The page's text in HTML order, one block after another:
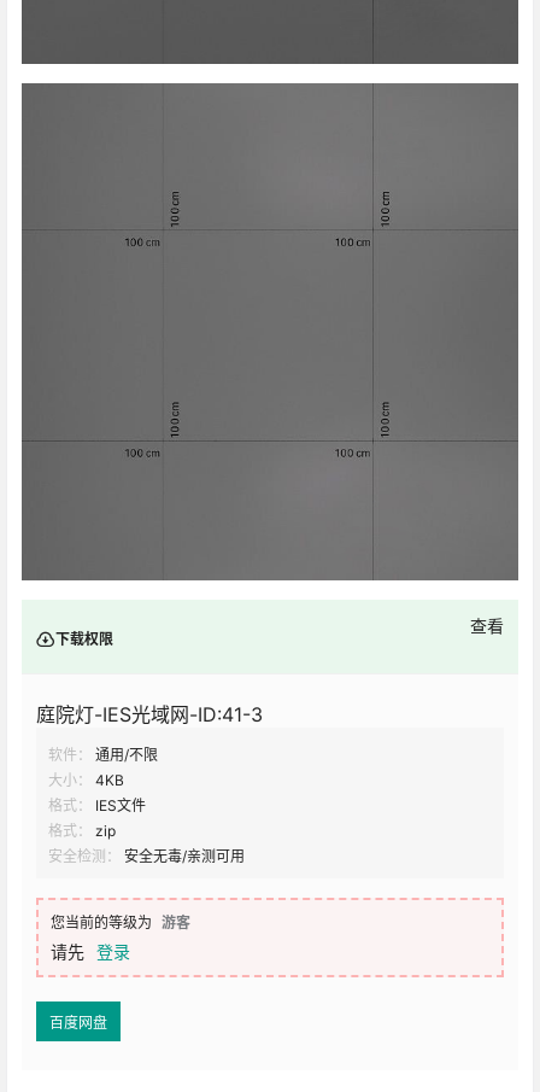
下载权限
查看
庭院灯-IES光域网-ID:41-3
软件：
通用/不限
大小：
4KB
格式：
IES文件
格式：
zip
安全检测：
安全无毒/亲测可用
您当前的等级为 游客
请先 登录
百度网盘